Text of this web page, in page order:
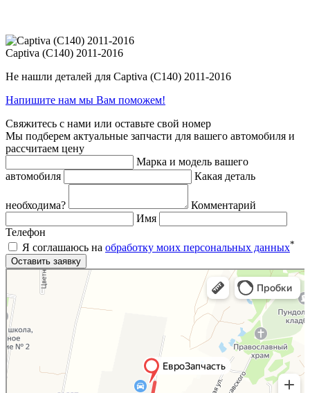
Captiva (C140) 2011-2016
Не нашли деталей для Captiva (C140) 2011-2016
Напишите нам мы Вам поможем!
Свяжитесь с нами или оставьте свой номер
Мы подберем актуальные запчасти для вашего автомобиля и
рассчитаем цену
Марка и модель вашего
автомобиля
Какая деталь
необходима?
Комментарий
Имя
Телефон
Я соглашаюсь на обработку моих персональных данных*
Яндекс.Карты
Яндекс.Карты — поиск мест и адресов, городской транспорт